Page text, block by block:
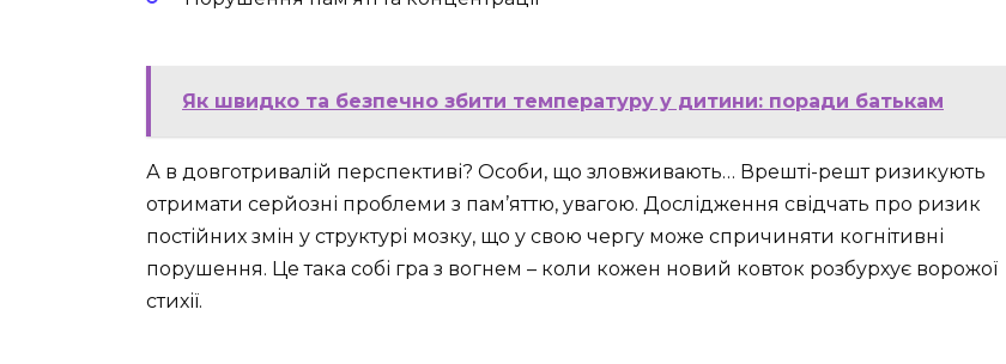
Як швидко та безпечно збити температуру у дитини: поради батькам
А в довготривалій перспективі? Особи, що зловживають… Врешті-решт ризикують
отримати серйозні проблеми з пам’яттю, увагою. Дослідження свідчать про ризик
постійних змін у структурі мозку, що у свою чергу може спричиняти когнітивні
порушення. Це така собі гра з вогнем – коли кожен новий ковток розбурхує ворожої
стихії.